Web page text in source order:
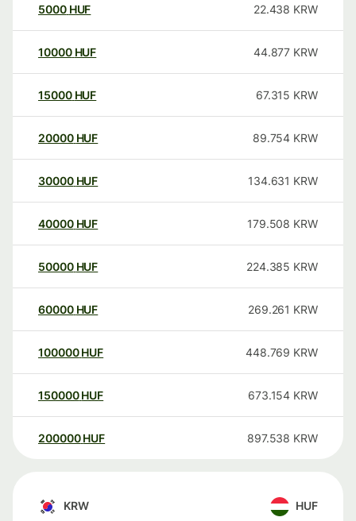
5000 HUF 22.438 KRW
10000 HUF 44.877 KRW
15000 HUF 67.315 KRW
20000 HUF 89.754 KRW
30000 HUF 134.631 KRW
40000 HUF 179.508 KRW
50000 HUF 224.385 KRW
60000 HUF 269.261 KRW
100000 HUF 448.769 KRW
150000 HUF 673.154 KRW
200000 HUF 897.538 KRW
KRW HUF